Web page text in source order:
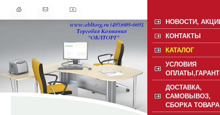
НОВОСТИ,
КОНТАКТЫ
КАТАЛОГ
УСЛОВИЯ
ДОСТАВКА,
САМОВЫВОЗ,
СБОРКА ТОВАРА